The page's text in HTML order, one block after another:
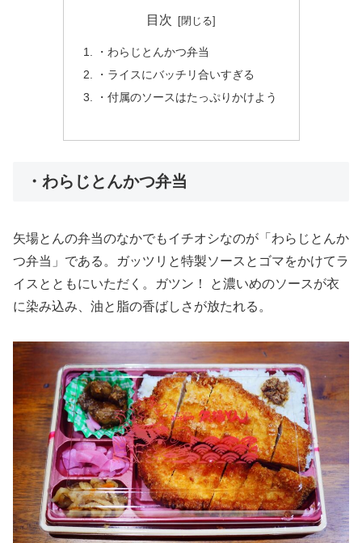
目次
・わらじとんかつ弁当
・ライスにバッチリ合いすぎる
・付属のソースはたっぷりかけよう
・わらじとんかつ弁当
矢場とんの弁当のなかでもイチオシなのが「わらじとんか
つ弁当」である。ガッツリと特製ソースとゴマをかけてラ
イスとともにいただく。ガツン！ と濃いめのソースが衣
に染み込み、油と脂の香ばしさが放たれる。